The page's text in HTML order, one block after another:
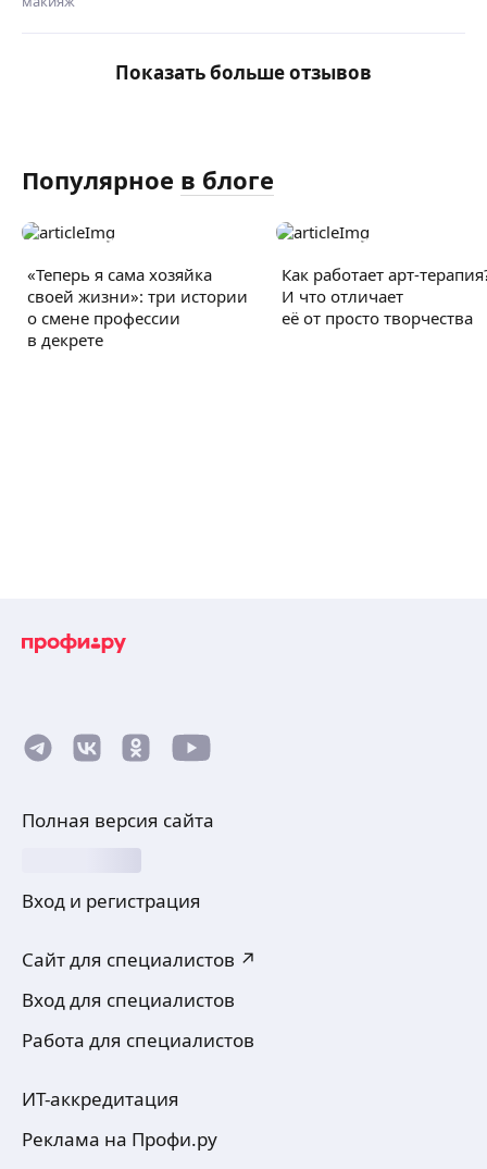
Показать больше отзывов
Популярное в блоге
«Теперь я сама хозяйка
своей жизни»: три истории
о смене профессии
в декрете
Как работает арт-
И что отличает
её от просто творчества
Полная версия сайта
Вход и регистрация
Сайт для специалистов ↗
Вход для специалистов
Работа для специалистов
ИТ-аккредитация
Реклама на Профи.ру